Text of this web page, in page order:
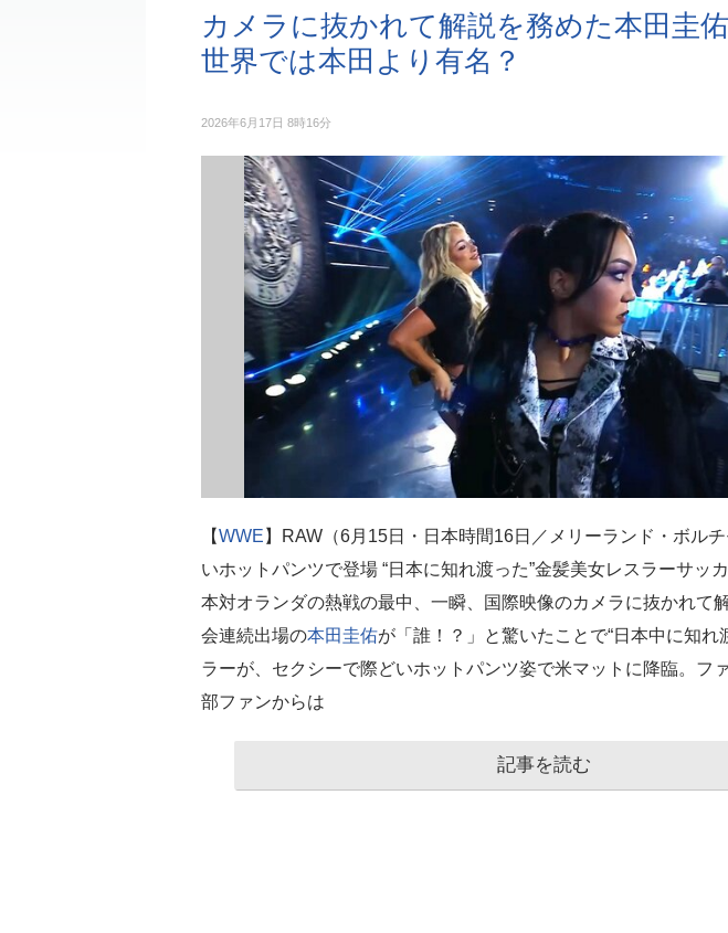
カメラに抜かれて解説を務めた本田圭佑
世界では本田より有名？
2026年6月17日 8時16分
【WWE 】RAW（6月15日・日本時間16日／メリーランド・ボル
いホットパンツで登場 “日本に知れ渡った”金髪美女レスラーサッ
本対オランダの熱戦の最中、一瞬、国際映像のカメラに抜かれて
会連続出場の本田圭佑が「誰！？」と驚いたことで“日本中に知れ
ラーが、セクシーで際どいホットパンツ姿で米マットに降臨。フ
部ファンからは
記事を読む